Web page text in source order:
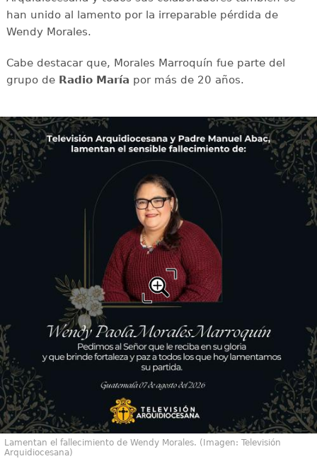
han unido al lamento por la irreparable pérdida de
Wendy Morales.
Cabe destacar que, Morales Marroquín fue parte del
grupo de Radio María por más de 20 años.
Lamentan el fallecimiento de Wendy Morales. (Imagen: Televisión
Arquidiocesana)